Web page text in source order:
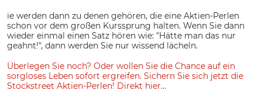
ie werden dann zu denen gehören, die eine Aktien-Perlen
schon vor dem großen Kurssprung halten. Wenn Sie dann
wieder einmal einen Satz hören wie: "Hätte man das nur
geahnt!", dann werden Sie nur wissend lächeln.
Überlegen Sie noch? Oder wollen Sie die Chance auf ein
sorgloses Leben sofort ergreifen. Sichern Sie sich jetzt die
Stockstreet Aktien-Perlen! Direkt hier…